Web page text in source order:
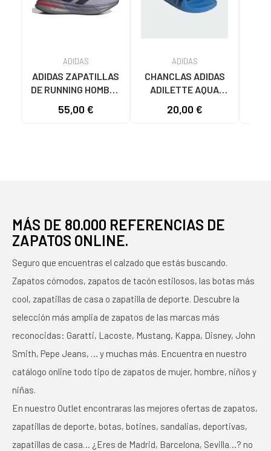
ADIDAS
ADIDAS ZAPATILLAS
DE RUNNING HOMBRE
GRIS VARIOS
55,00 €
ADIDAS
CHANCLAS ADIDAS
ADILETTE AQUA
AZUL AZUL
20,00 €
MÁS DE 80.000 REFERENCIAS DE
ZAPATOS ONLINE.
Seguro que encuentras el calzado que estás buscando.
Zapatos cómodos, zapatos de tacón estilosos, las botas más
cool, zapatillas de casa o zapatilla de deporte. Descubre la
selección más amplia de zapatos de las marcas más
reconocidas: Garatti, Lacoste, Mustang, Kappa, Disney, John
Smith, Pepe Jeans, … y muchas más. Encuentra en nuestro
catálogo online todo tipo de zapatos de mujer, hombre, niños y
niñas.
En nuestro Outlet encontraras las mejores ofertas de zapatos,
zapatillas de deporte, botas, botines, sandalias, deportivas,
zapatillas de casa… ¿Eres de Madrid, Barcelona, Sevilla…? no